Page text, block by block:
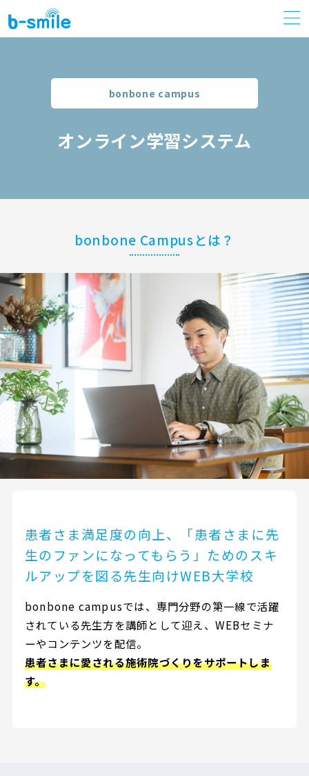
bonbone campus
オンライン学習システム
bonbone Campusとは？
患者さま満足度の向上、「患者さまに先
生のファンになってもらう」ためのスキ
ルアップを図る先生向けWEB大学校
bonbone campusでは、専門分野の第一線で活躍
されている先生方を講師として迎え、WEBセミナ
ーやコンテンツを配信。
患者さまに愛される施術院づくりをサポートしま
す。